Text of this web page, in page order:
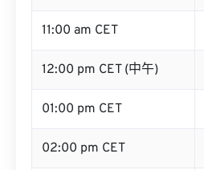
11:00 am CET
12:00 pm CET (中午)
01:00 pm CET
02:00 pm CET